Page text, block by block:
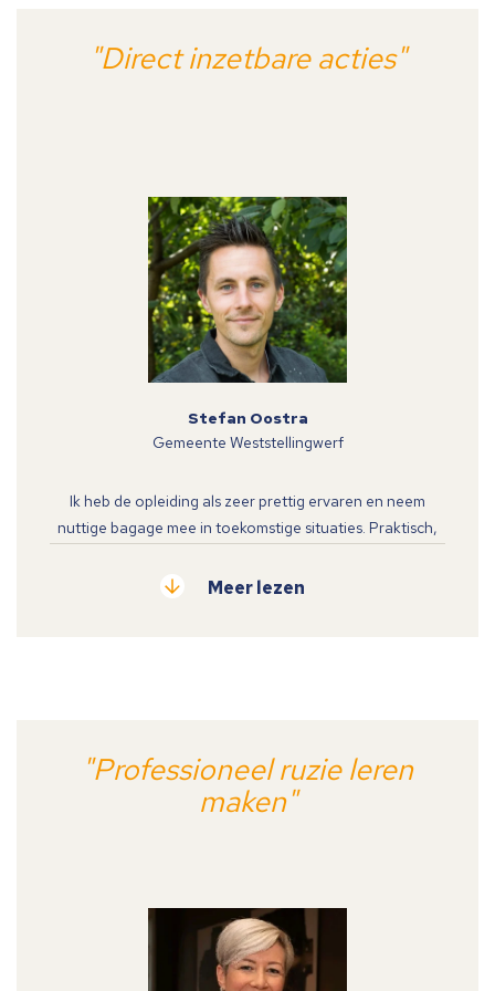
"Direct inzetbare acties"
Stefan Oostra
Gemeente Weststellingwerf
Ik heb de opleiding als zeer prettig ervaren en neem
nuttige bagage mee in toekomstige situaties. Praktisch,
inzetbare acties voor mijn situatie en leidinggevende rol!
Meer lezen
"Professioneel ruzie leren
maken"